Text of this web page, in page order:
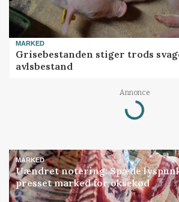
MARKED
Grisebestanden stiger trods
avlsbestand
Annonce
Loading...
MARKED
Uændret notering: Spæde
presset marked for oksekød